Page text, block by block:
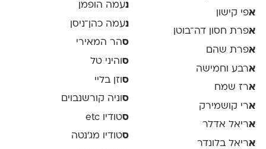
אפי קישון
אפרת חסון דה־בוטן
אפרת שהם
ארבע וחמישה
ארז שמח
ארי קושמירק
אריאל אדלר
אריאל בלונדר
נעמה הופמן
נעמה כהן־ניסן
סהר המאירי
ס והיני טל
סוזן בליי
ס וניה קורשנבוים
סטודיו etc
סטודיו מג'נטה